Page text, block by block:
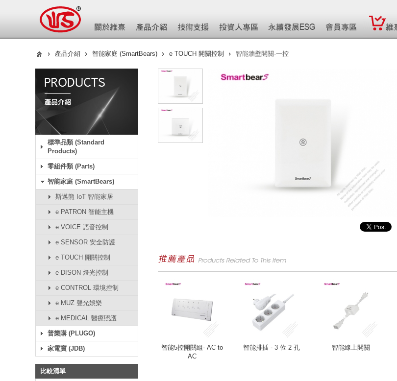
產品介紹 智能家庭 (SmartBears) e TOUCH 開關控制 智能牆壁開關-一控
標準品類 (Standard
Products)
零組件類 (Parts)
智能家庭 (SmartBears)
斯邁熊 IoT 智能家居
e PATRON 智能主機
e VOICE 語音控制
e SENSOR 安全防護
e TOUCH 開關控制
e DISON 燈光控制
e CONTROL 環境控制
e MUZ 聲光娛樂
e MEDICAL 醫療照護
普樂購 (PLUGO)
家電寶 (JDB)
比較清單
智能5控開關組- AC to
AC
智能排插 - 3 位 2 孔 智能線上開關